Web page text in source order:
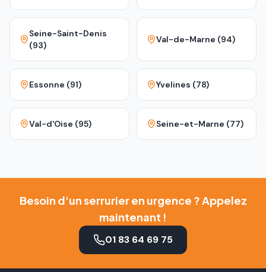
Seine-Saint-Denis
(93)
Val-de-Marne (94)
Essonne (91) Yvelines (78)
Val-d'Oise (95) Seine-et-Marne (77)
Besoin d'un serrurier en urgence ? Appelez
maintenant !
01 83 64 69 75